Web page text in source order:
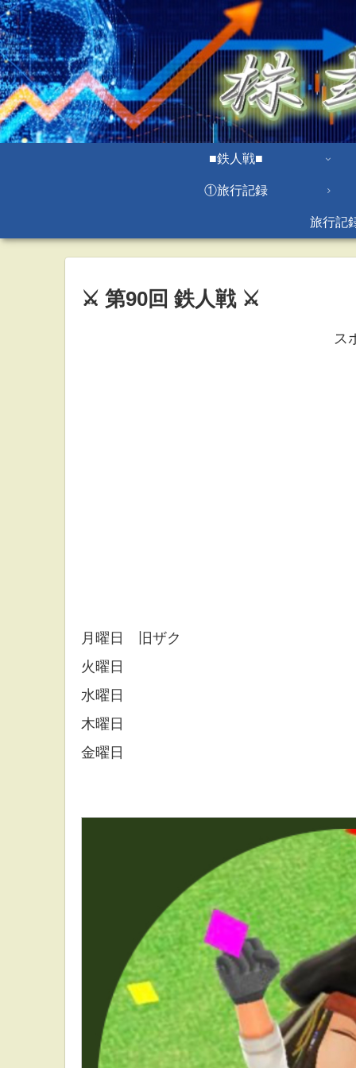
■鉄人戦■
①旅行記録
旅行記
⚔ 第90回 鉄人戦 ⚔
ス
月曜日 旧ザク
火曜日
水曜日
木曜日
金曜日